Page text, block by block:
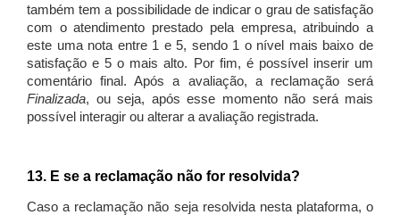
também tem a possibilidade de indicar o grau de satisfação
com o atendimento prestado pela empresa, atribuindo a
este uma nota entre 1 e 5, sendo 1 o nível mais baixo de
satisfação e 5 o mais alto. Por fim, é possível inserir um
comentário final. Após a avaliação, a reclamação será
Finalizada, ou seja, após esse momento não será mais
possível interagir ou alterar a avaliação registrada.
13. E se a reclamação não for resolvida?
Caso a reclamação não seja resolvida nesta plataforma, o